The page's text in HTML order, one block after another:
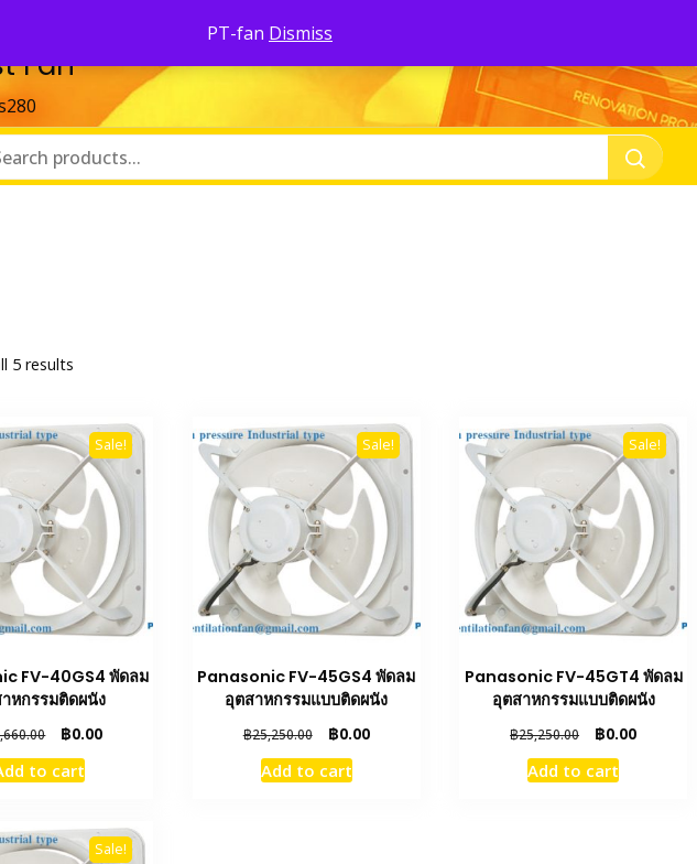
PT-fan Dismiss
Fan
5 results
Sale!
FV-40GS4 พัดลม
หกรรมติดผนัง
Original
price
was:
฿0.00Current
to cart
Sale!
Panasonic FV-45GS4 พัดลม
อุตสาหกรรมแบบติดผนัง
฿25,250.00
Original
price
was:
฿0.00Current
Add to cart
Sale!
Panasonic FV-45GT4 พัดลม
อุตสาหกรรมแบบติดผนัง
฿25,250.00
Original
price
was:
฿0.00Current
Add to cart
Sale!